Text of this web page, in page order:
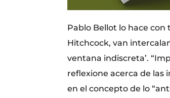
Pablo Bellot lo hace
Hitchcock, van
ventana indiscreta’.
reflexione acerca de las
en el concepto de lo